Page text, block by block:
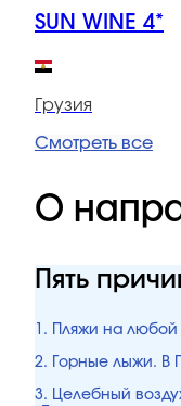
SUN WINE 4*
Грузия
Смотреть все
О
Пять
1. Пляжи на
2. Горные лыжи. В
3. Целебный